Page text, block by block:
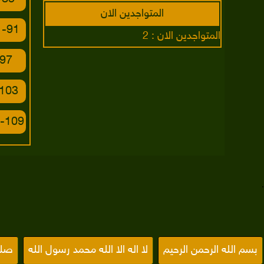
عبدالبارئ الثبيتي
عبدالله بصفر
صلاح بو خاطر
عبدالهادي كناكري
خليفة الطنيجي
المتواجدين الان
المتواجدين الان : 2
91- الشمس
97- القدر
103- العصر
109- الكافرون
.
بسم الله الرحمن الرحيم لا اله الا الله محمد رسول الله